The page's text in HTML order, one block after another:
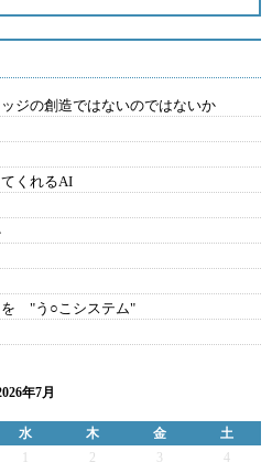
ジの創造ではないのではないか
くれるAI
"う○こシステム"
年7月
水 木 金
土
2 3
4